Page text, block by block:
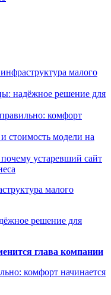
малого
надёжное решение для
комфорт
стоимость модели на
устаревший сайт
малого
решение для
глава компании
комфорт начинается